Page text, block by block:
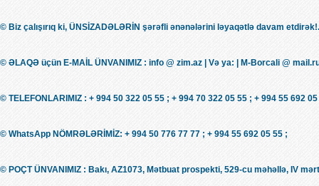
© Biz çalışırıq ki, ÜNSİZADƏLƏRİN şərəfli ənənələrini ləyaqətlə davam
© ƏLAQƏ üçün E-MAİL ÜNVANIMIZ : info @ zim.az | Və ya: | M-Borcali @
© TELEFONLARIMIZ : + 994 50 322 05 55 ; + 994 70 322 05 55 ; + 994 55 692
© WhatsApp NÖMRƏLƏRİMİZ: + 994 50 776 77 77 ; + 994 55 692 05 55 ;
© POÇT ÜNVANIMIZ : Bakı, AZ1073, Mətbuat prospekti, 529-cu məhəllə, IV